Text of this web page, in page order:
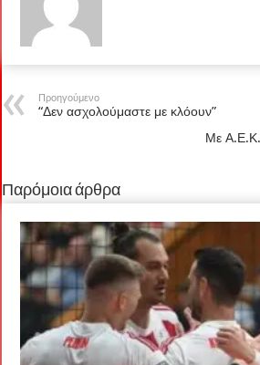
Προηγούμενο
“Δεν ασχολούμαστε με κλόουν”
Με
Παρόμοια άρθρα